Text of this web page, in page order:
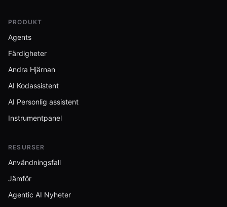
PRODUKT
Agents
Färdigheter
Andra Hjärnan
AI Kodassistent
AI Personlig assistent
Instrumentpanel
RESURSER
Användningsfall
Jämför
Agentic AI Nyheter